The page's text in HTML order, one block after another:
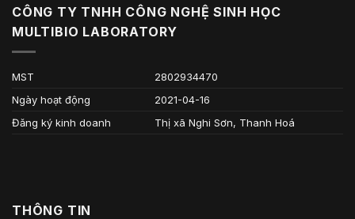
CÔNG TY TNHH CÔNG NGHỆ SINH HỌC
MULTIBIO LABORATORY
MST
2802934470
Ngày hoạt động
2021-04-16
Đăng ký kinh doanh
Thị xã Nghi Sơn, Thanh Hoá
THÔNG TIN